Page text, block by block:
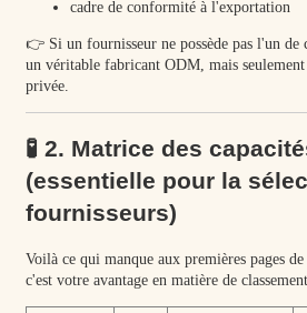
cadre de conformité à l'exportation
👉 Si un fournisseur ne possède pas l'un de
un véritable fabricant ODM, mais seulement
privée.
🧪 2. Matrice des
(essentielle pour la
fournisseurs)
Voilà ce qui manque aux premières pages
c'est votre avantage en matière de classement.